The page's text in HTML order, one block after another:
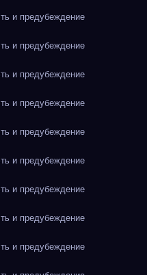
и предубеждение
и предубеждение
и предубеждение
и предубеждение
и предубеждение
и предубеждение
и предубеждение
и предубеждение
и предубеждение